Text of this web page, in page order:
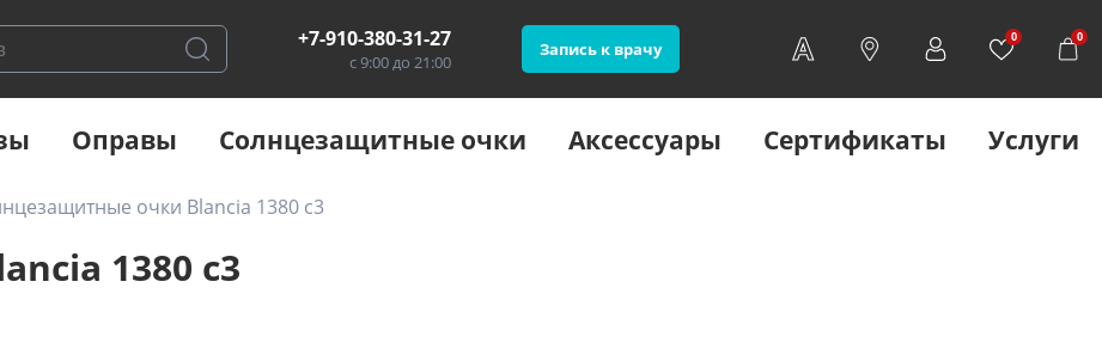
+7-910-380-31-27
с 9:00 до 21:00
Запись к врачу
0 0
Оправы Солнцезащитные очки Аксессуары Сертификаты Услуги
очки Blancia 1380 с3
1380 с3